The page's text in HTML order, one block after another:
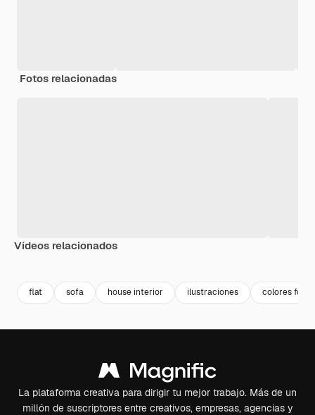
Fotos relacionadas
Vídeos relacionados
flat sofa house interior ilustraciones colores
La plataforma creativa para dirigir tu mejor trabajo. Más de un
millón de suscriptores entre creativos, empresas, agencias y